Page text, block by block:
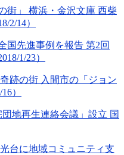
街」 横浜・金沢文庫 西柴
2/14）
国先進事例を報告 第2回
1/23）
跡の街 入間市の「ジョン
）
地再生連絡会議」設立 国
台に地域コミュニティ支